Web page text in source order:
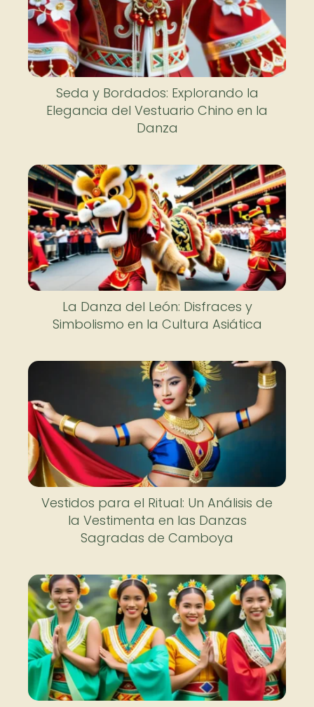
Seda y Bordados: Explorando la
Elegancia del Vestuario Chino en la
Danza
La Danza del León: Disfraces y
Simbolismo en la Cultura Asiática
Vestidos para el Ritual: Un Análisis de
la Vestimenta en las Danzas
Sagradas de Camboya